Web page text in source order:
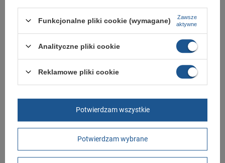
naszym sklepie, możesz skorzystać ze specjalnego formularza i przesłać
nam opis szukanego przedmiotu. Aby móc to zrobić musisz być
+48 789 587 767 sklep@butomania.pl
Butomania.pl,Kościuszki 27b,85-079Bydgoszcz
W sklepie prezentujemy ceny brutto (z VAT).
Stawki VAT dla konsumentów z kraju:Polska.
Funkcjonalne pliki cookie (wymagane)
Zawsze
aktywne
Analityczne pliki cookie
Reklamowe pliki cookie
Potwierdzam wybrane
Potwierdzam wszystkie